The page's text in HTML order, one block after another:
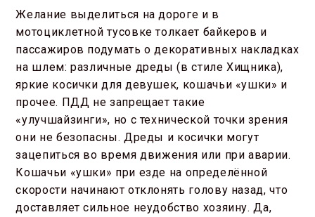
Желание выделиться на дороге и в
мотоциклетной тусовке толкает байкеров и
пассажиров подумать о декоративных накладках
на шлем: различные дреды (в стиле Хищника),
яркие косички для девушек, кошачьи «ушки» и
прочее. ПДД не запрещает такие
«улучшайзинги», но с технической точки зрения
они не безопасны. Дреды и косички могут
зацепиться во время движения или при аварии.
Кошачьи «ушки» при езде на определённой
скорости начинают отклонять голову назад, что
доставляет сильное неудобство хозяину. Да,